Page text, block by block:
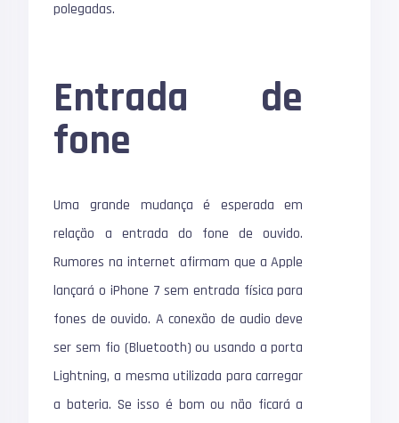
polegadas.
Entrada de
fone
Uma grande mudança é esperada em
relação a entrada do fone de ouvido.
Rumores na internet afirmam que a Apple
lançará o iPhone 7 sem entrada física para
fones de ouvido. A conexão de audio deve
ser sem fio (Bluetooth) ou usando a porta
Lightning, a mesma utilizada para carregar
a bateria. Se isso é bom ou não ficará a